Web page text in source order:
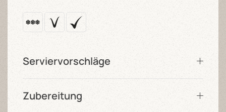
Serviervorschläge
Zubereitung